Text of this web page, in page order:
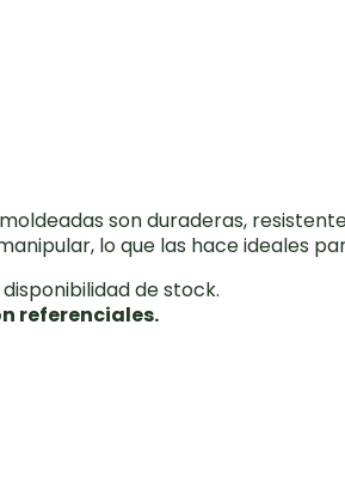
son duraderas,
lo que las hace ideales
de stock.
referenciales.